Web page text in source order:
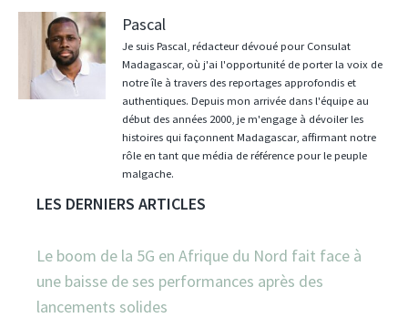
Pascal
Je suis Pascal, rédacteur dévoué pour Consulat
Madagascar, où j'ai l'opportunité de porter la voix de
notre île à travers des reportages approfondis et
authentiques. Depuis mon arrivée dans l'équipe au
début des années 2000, je m'engage à dévoiler les
histoires qui façonnent Madagascar, affirmant notre
rôle en tant que média de référence pour le peuple
malgache.
LES DERNIERS ARTICLES
Le boom de la 5G en Afrique du Nord fait face à
une baisse de ses performances après des
lancements solides